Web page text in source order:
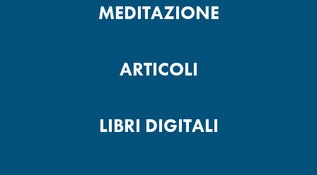
MEDITAZIONE
ARTICOLI
LIBRI DIGITALI